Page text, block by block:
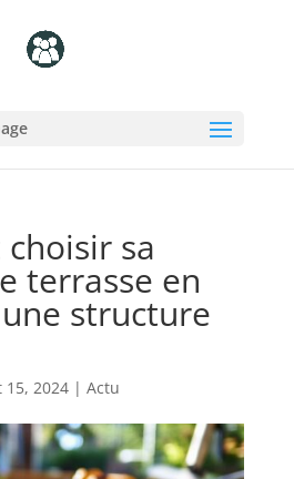
sa
terrasse en
structure
15, 2024| Actu